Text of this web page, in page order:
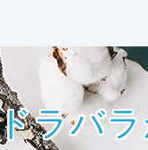
ラバ